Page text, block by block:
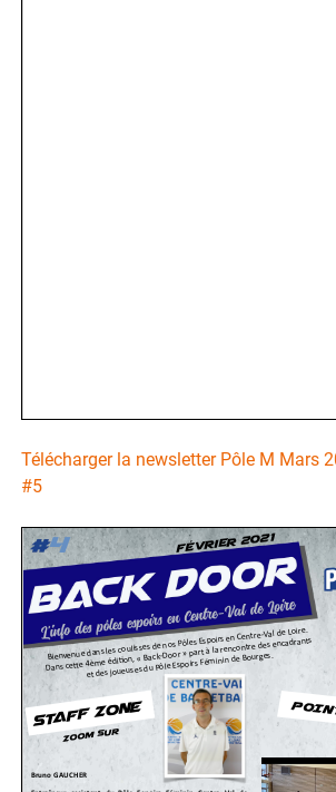
Télécharger la newsletter Pôle M Mars
#5